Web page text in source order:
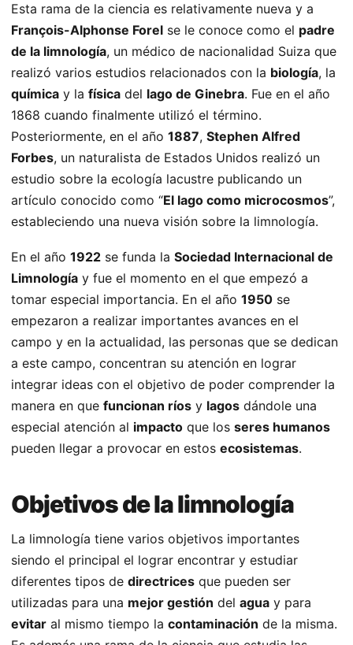
Esta rama de la ciencia es relativamente nueva y a
François-Alphonse Forel se le conoce como el padre
de la limnología, un médico de nacionalidad Suiza que
realizó varios estudios relacionados con la biología, la
química y la física del lago de Ginebra. Fue en el año
1868 cuando finalmente utilizó el término.
Posteriormente, en el año 1887, Stephen Alfred
Forbes, un naturalista de Estados Unidos realizó un
estudio sobre la ecología lacustre publicando un
artículo conocido como “El lago como microcosmos”,
estableciendo una nueva visión sobre la limnología.
En el año 1922 se funda la Sociedad Internacional de
Limnología y fue el momento en el que empezó a
tomar especial importancia. En el año 1950 se
empezaron a realizar importantes avances en el
campo y en la actualidad, las personas que se dedican
a este campo, concentran su atención en lograr
integrar ideas con el objetivo de poder comprender la
manera en que funcionan ríos y lagos dándole una
especial atención al impacto que los seres humanos
pueden llegar a provocar en estos ecosistemas.
Objetivos de la limnología
La limnología tiene varios objetivos importantes
siendo el principal el lograr encontrar y estudiar
diferentes tipos de directrices que pueden ser
utilizadas para una mejor gestión del agua y para
evitar al mismo tiempo la contaminación de la misma.